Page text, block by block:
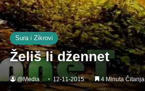
Sura i Zikrovi
Želiš li džennet
@Media 12-11-2015 4 Minuta Čitanja